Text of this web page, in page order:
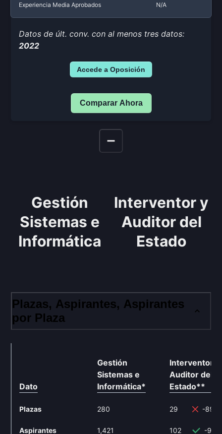
Experiencia Media Aprobados
N/A
Datos de últ. conv. con al menos tres datos:
2022
Accede a Oposición
Comparar Ahora
Gestión
Sistemas e
Informática
Interventor y
Auditor del
Estado
Plazas, Aspirantes, Aspirantes
por Plaza
Dato
Gestión
Sistemas e
Informática*
Plazas 280
Aspirantes 1,421
Interventor y
Auditor del
Estado**
29 -
102 -